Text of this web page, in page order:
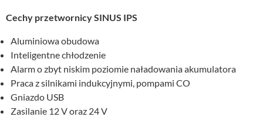
Cechy przetwornicy SINUS IPS
Aluminiowa obudowa
Inteligentne chłodzenie
Alarm o zbyt niskim poziomie naładowania akumulatora
Praca z silnikami indukcyjnymi, pompami CO
Gniazdo USB
Zasilanie 12 V oraz 24 V